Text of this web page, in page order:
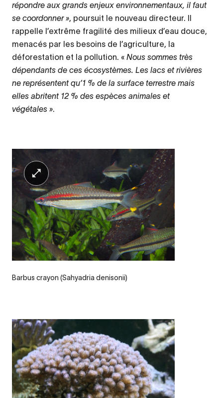
Barbus crayon (Sahyadria denisonii)
répondre aux grands enjeux environnementaux, il faut
se coordonner », poursuit le nouveau directeur. Il
rappelle l’extrême fragilité des milieux d’eau douce,
menacés par les besoins de l’agriculture, la
déforestation et la pollution. « Nous sommes très
dépendants de ces écosystèmes. Les lacs et rivières
ne représentent qu’1 % de la surface terrestre mais
elles abritent 12 % des espèces animales et
végétales ».